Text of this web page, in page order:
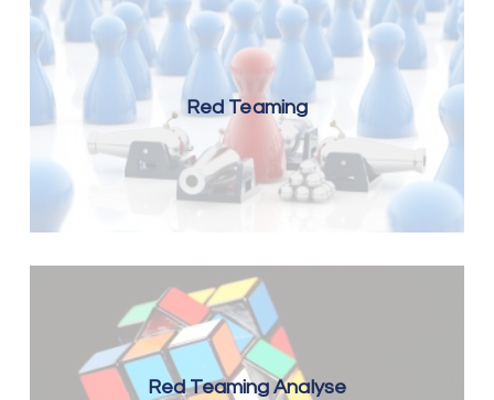
Red Teaming
Red Teaming Analyse